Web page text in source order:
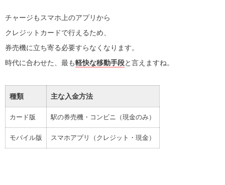
チャージもスマホ上のアプリから
クレジットカードで行えるため、
券売機に立ち寄る必要すらなくなります。
時代に合わせた、最も軽快な移動手段と言えますね。
種類 主な入金方法
カード版 駅の券売機・コンビニ（現金のみ）
モバイル版 スマホアプリ（クレジット・現金）